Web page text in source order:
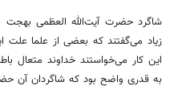
شاگرد حضرت آیت‌الله العظمی بهجت
زیاد می‌گفتند که بعضی از علما علت
این کار می‌خواستند خداوند متعال
به قدری واضح بود که شاگردان آن